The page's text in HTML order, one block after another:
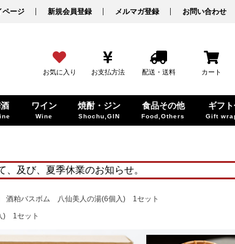
ページ 新規会員登録 メルマガ登録 お問い合わせ
お気に入り お支払方法 配送・送料 カート
ワイン
Wine
焼酎・ジン
Shochu,GIN
食品その他
Food,Others
ギフ
Gift
及び、夏季休業のお知らせ。
酒粕バスボム 八仙美人の湯(6個入) 1セット
) 1セット